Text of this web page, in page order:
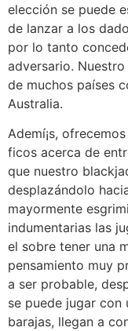
elección se puede
de lanzar a los
por lo tanto
adversario.
de muchos países
Australia.
Ademí¡s,
ficos acerca de
que nuestro
desplazándolo
mayormente
indumentarias las
el sobre tener una
pensamiento muy
a ser probable,
se puede jugar con
barajas, llegan a